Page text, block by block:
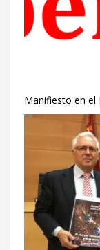
Manifiesto en el